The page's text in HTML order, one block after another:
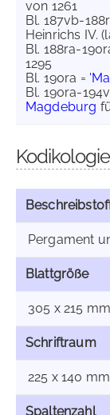
von 1261
Bl. 187vb-
Heinrichs IV.
Bl. 188ra-
1295
Bl. 190ra =
Bl. 190ra-
Magdeburg
Kodikologie
Pergament
Blattgröße
305 x 215 mm
Schriftraum
225 x 140 mm
Spaltenzahl